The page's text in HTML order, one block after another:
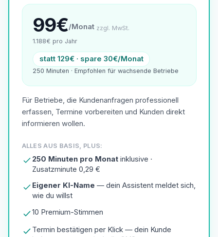
99€/Monat zzgl. MwSt.
1.188€ pro Jahr
statt 129€ · spare 30€/Monat
250 Minuten · Empfohlen für wachsende Betriebe
Für Betriebe, die Kundenanfragen professionell
erfassen, Termine vorbereiten und Kunden direkt
informieren wollen.
ALLES AUS BASIS, PLUS:
250 Minuten pro Monatinklusive ·
Zusatzminute 0,29 €
Eigener KI-Name — dein Assistent meldet sich,
wie du willst
10 Premium-Stimmen
Termin bestätigen per Klick — dein Kunde